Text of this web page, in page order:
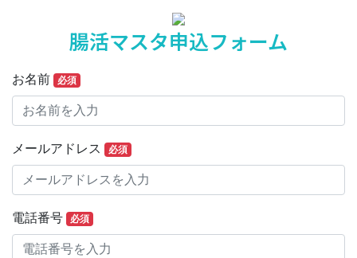
腸活マスタ申込フォーム
お名前 必須
メールアドレス 必須
電話番号 必須